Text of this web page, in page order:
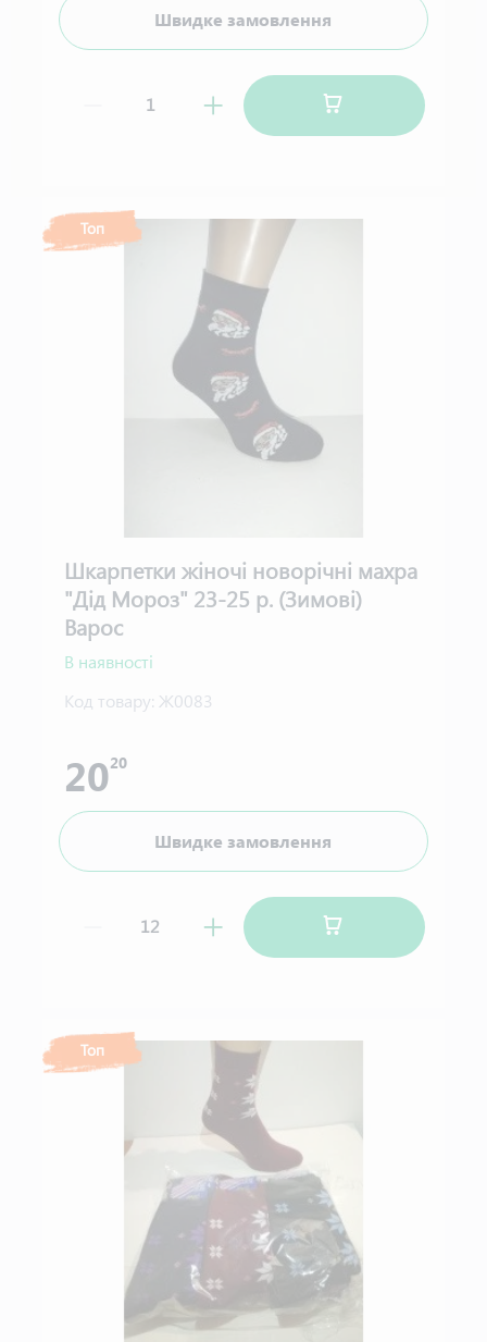
Швидке замовлення
Топ
Шкарпетки жіночі новорічні махра
"Дід Мороз" 23-25 р. (Зимові)
Варос
В наявності
Код товару: Ж0083
2020
Швидке замовлення
Топ